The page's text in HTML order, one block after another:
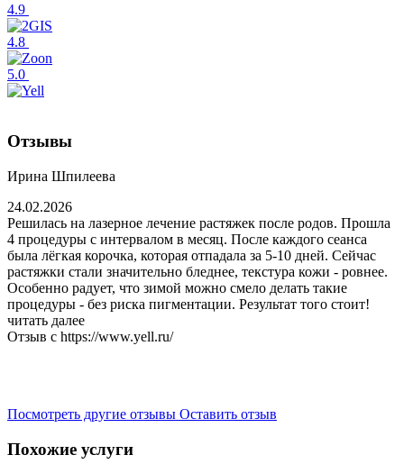
4.9
4.8
5.0
Отзывы
Ирина Шпилеева
24.02.2026
Решилась на лазерное лечение растяжек после родов. Прошла
4 процедуры с интервалом в месяц. После каждого сеанса
была лёгкая корочка, которая отпадала за 5-10 дней. Сейчас
растяжки стали значительно бледнее, текстура кожи - ровнее.
Особенно радует, что зимой можно смело делать такие
процедуры - без риска пигментации. Результат того стоит!
читать далее
Отзыв с https://www.yell.ru/
Посмотреть другие отзывы Оставить отзыв
Похожие услуги